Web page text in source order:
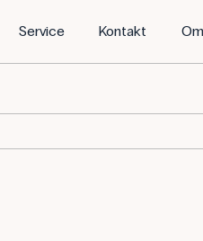
Service Kontakt